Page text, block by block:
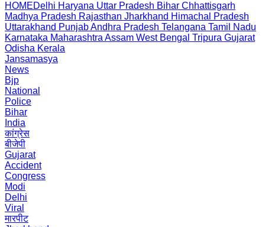
HOMEDelhi Haryana Uttar Pradesh Bihar Chhattisgarh
Madhya Pradesh Rajasthan Jharkhand Himachal Pradesh
Uttarakhand PunjabAndhra Pradesh Telangana Tamil Nadu
Karnataka Maharashtra Assam West Bengal Tripura Gujarat
Odisha Kerala
Jansamasya
News
Bjp
National
Police
Bihar
India
कांग्रेस
बीजेपी
Gujarat
Accident
Congress
Modi
Delhi
Viral
मारपीट